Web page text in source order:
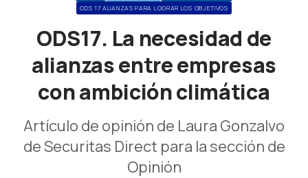
ODS 17 ALIANZAS PARA LOGRAR LOS OBJETIVOS
ODS17. La necesidad de
alianzas entre empresas
con ambición climática
Artículo de opinión de Laura Gonzalvo
de Securitas Direct para la sección de
Opinión